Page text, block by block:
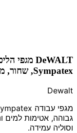
Sympatex, שחור, מידה UK 9
Dewalt
גבוהה, אטימות למים
וסוליה עמידה.